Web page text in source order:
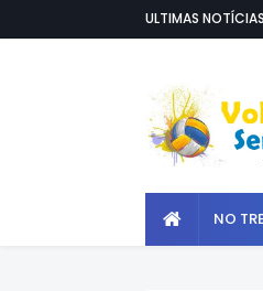
ULTIMAS NOTÍCIAS
NO